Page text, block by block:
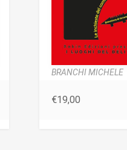
BRANCHI MICHELE
€19,00